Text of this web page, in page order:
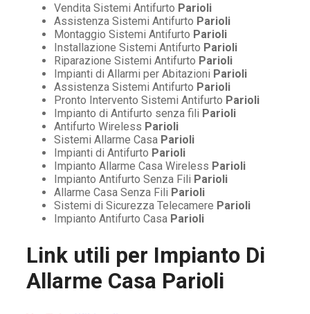
Vendita Sistemi Antifurto Parioli
Assistenza Sistemi Antifurto Parioli
Montaggio Sistemi Antifurto Parioli
Installazione Sistemi Antifurto Parioli
Riparazione Sistemi Antifurto Parioli
Impianti di Allarmi per Abitazioni Parioli
Assistenza Sistemi Antifurto Parioli
Pronto Intervento Sistemi Antifurto Parioli
Impianto di Antifurto senza fili Parioli
Antifurto Wireless Parioli
Sistemi Allarme Casa Parioli
Impianti di Antifurto Parioli
Impianto Allarme Casa Wireless Parioli
Impianto Antifurto Senza Fili Parioli
Allarme Casa Senza Fili Parioli
Sistemi di Sicurezza Telecamere Parioli
Impianto Antifurto Casa Parioli
Link utili per Impianto Di
Allarme Casa Parioli